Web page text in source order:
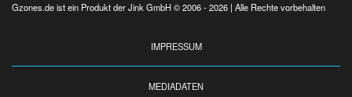
Gzones.de ist ein Produkt der Jink GmbH © 2006 - 2026 | Alle Rechte vorbehalten
IMPRESSUM
MEDIADATEN